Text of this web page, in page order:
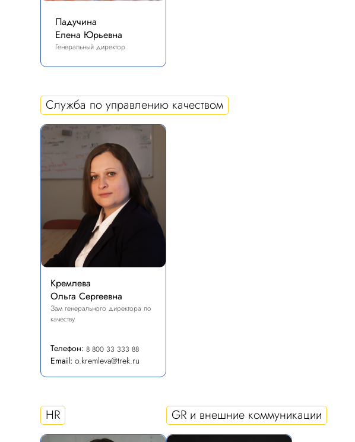
Падучина
Елена Юрьевна
Генеральный директор
Служба по управлению качеством
Кремлева
Ольга Сергеевна
Зам генерального директора по
качеству
Телефон: 8 800 33 333 88
Email: o.kremleva@trek.ru
HR GR и внешние коммуникации